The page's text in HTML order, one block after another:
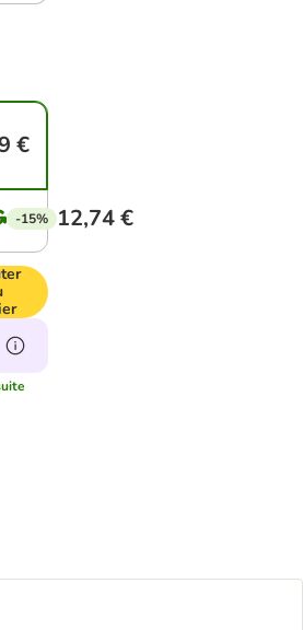
€
-15% 12,74 €